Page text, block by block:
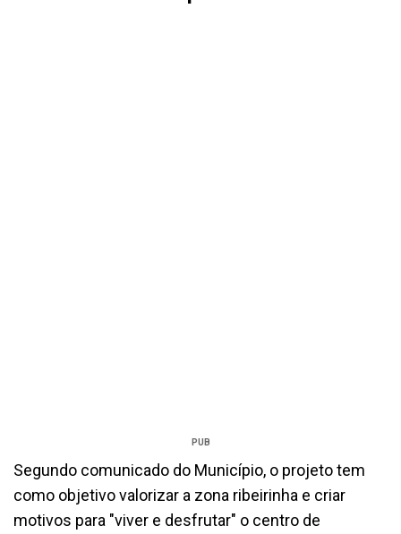
PUB
Segundo comunicado do Município, o projeto tem
como objetivo valorizar a zona ribeirinha e criar
motivos para "viver e desfrutar" o centro de